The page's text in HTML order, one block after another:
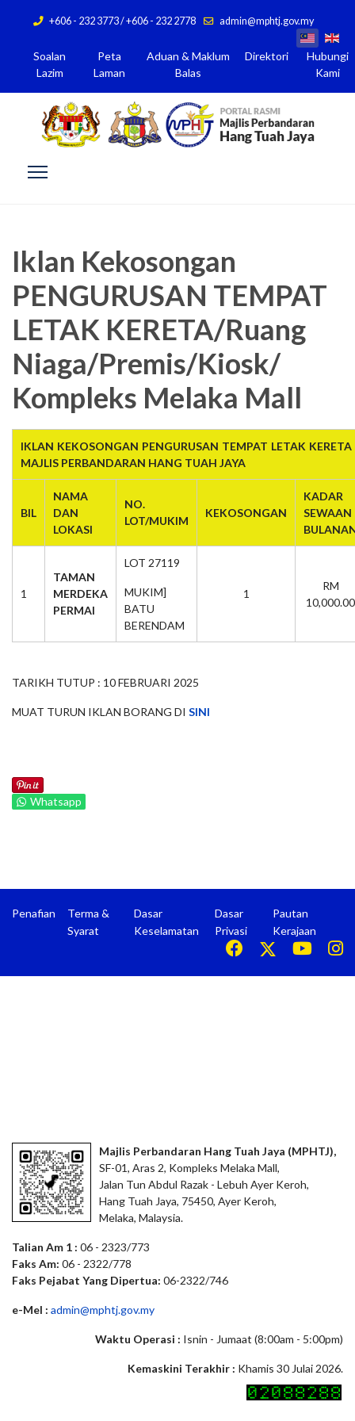
+606 - 232 3773 / +606 - 232 2778 admin@mphtj.gov.my
Soalan
Lazim
Peta
Laman
Aduan & Maklum
Balas
Direktori
Hubungi
Kami
Iklan Kekosongan
PENGURUSAN TEMPAT
LETAK KERETA/Ruang
Niaga/Premis/Kiosk/
Kompleks Melaka Mall
IKLAN KEKOSONGAN PENGURUSAN TEMPAT LETAK
MAJLIS PERBANDARAN HANG TUAH JAYA
BIL
NAMA
DAN
LOKASI
NO.
LOT/MUKIM
KEKOSONGAN
KADAR
SEWAAN
1
TAMAN
MERDEKA
PERMAI
LOT 27119
MUKIM]
BATU
BERENDAM
1
RM
10,000.00
TARIKH TUTUP : 10 FEBRUARI 2025
MUAT TURUN IKLAN BORANG DI SINI
Whatsapp
Penafian
Terma &
Syarat
Dasar
Keselamatan
Dasar
Privasi
Pautan
Kerajaan
Majlis Perbandaran Hang Tuah Jaya (MPHTJ),
SF-01, Aras 2, Kompleks Melaka Mall,
Jalan Tun Abdul Razak - Lebuh Ayer Keroh,
Hang Tuah Jaya, 75450, Ayer Keroh,
Melaka, Malaysia.
Talian Am 1 : 06 - 2323/773
Faks Am: 06 - 2322/778
Faks Pejabat Yang Dipertua: 06-2322/746
e-Mel : admin@mphtj.gov.my
Waktu Operasi : Isnin - Jumaat (8:00am - 5:00pm)
Kemaskini Terakhir : Khamis 30 Julai 2026.